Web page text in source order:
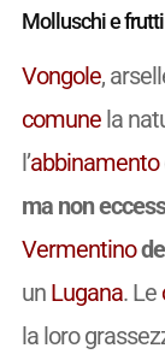
Molluschi e
Vongole,
comunela
l’abbinamento
ma non
Vermentino
un Lugana. Le
la loro